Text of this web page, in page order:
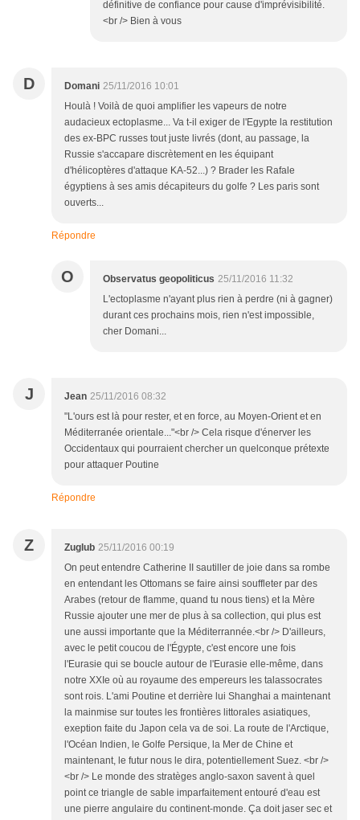
définitive de confiance pour cause d'imprévisibilité.
<br /> Bien à vous
D Domani 25/11/2016 10:01
Houlà ! Voilà de quoi amplifier les vapeurs de notre
audacieux ectoplasme... Va t-il exiger de l'Egypte la restitution
des ex-BPC russes tout juste livrés (dont, au passage, la
Russie s'accapare discrètement en les équipant
d'hélicoptères d'attaque KA-52...) ? Brader les Rafale
égyptiens à ses amis décapiteurs du golfe ? Les paris sont
ouverts...
Répondre
O Observatus geopoliticus 25/11/2016 11:32
L'ectoplasme n'ayant plus rien à perdre (ni à gagner)
durant ces prochains mois, rien n'est impossible,
cher Domani...
J Jean 25/11/2016 08:32
"L'ours est là pour rester, et en force, au Moyen-Orient et en
Méditerranée orientale..."<br /> Cela risque d'énerver les
Occidentaux qui pourraient chercher un quelconque prétexte
pour attaquer Poutine
Répondre
Z Zuglub 25/11/2016 00:19
On peut entendre Catherine II sautiller de joie dans sa rombe
en entendant les Ottomans se faire ainsi souffleter par des
Arabes (retour de flamme, quand tu nous tiens) et la Mère
Russie ajouter une mer de plus à sa collection, qui plus est
une aussi importante que la Méditerrannée.<br /> D'ailleurs,
avec le petit coucou de l'Égypte, c'est encore une fois
l'Eurasie qui se boucle autour de l'Eurasie elle-même, dans
notre XXIe où au royaume des empereurs les talassocrates
sont rois. L'ami Poutine et derrière lui Shanghai a maintenant
la mainmise sur toutes les frontières littorales asiatiques,
exeption faite du Japon cela va de soi. La route de l'Arctique,
l'Océan Indien, le Golfe Persique, la Mer de Chine et
maintenant, le futur nous le dira, potentiellement Suez. <br />
<br /> Le monde des stratèges anglo-saxon savent à quel
point ce triangle de sable imparfaitement entouré d'eau est
une pierre angulaire du continent-monde. Ça doit jaser sec et